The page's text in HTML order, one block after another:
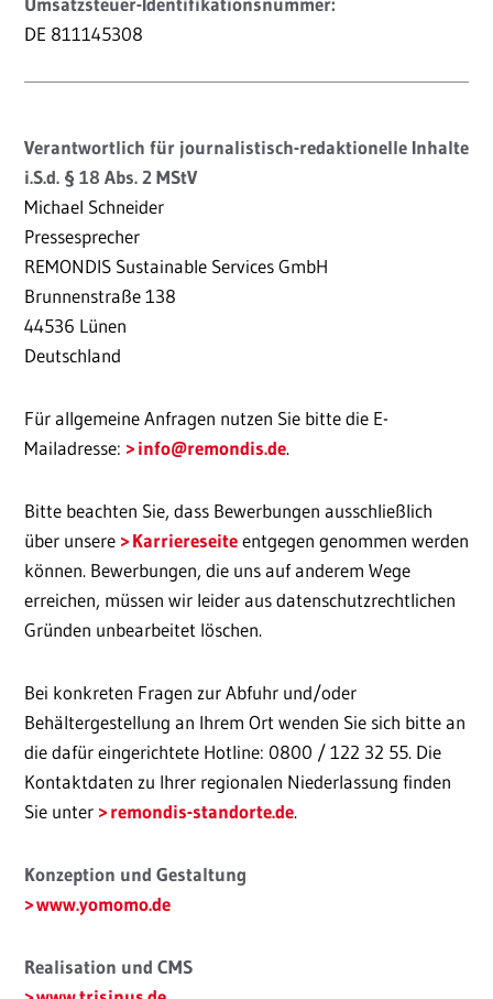
DE 811145308
Verantwortlich für journalistisch-redaktionelle Inhalte
i.S.d. § 18 Abs. 2 MStV
Michael Schneider
Pressesprecher
REMONDIS Sustainable Services GmbH
Brunnenstraße 138
44536 Lünen
Deutschland
Für allgemeine Anfragen nutzen Sie bitte die E-
Mailadresse:
info@remondis.de.
Bitte beachten Sie, dass Bewerbungen ausschließlich
über unsere
Karriereseiteentgegen genommen werden
können. Bewerbungen, die uns auf anderem Wege
erreichen, müssen wir leider aus datenschutzrechtlichen
Gründen unbearbeitet löschen.
Bei konkreten Fragen zur Abfuhr und/oder
Behältergestellung an Ihrem Ort wenden Sie sich bitte an
die dafür eingerichtete Hotline: 0800 / 122 32 55. Die
Kontaktdaten zu Ihrer regionalen Niederlassung finden
Sie unter
remondis-standorte.de.
Konzeption und Gestaltung
www.yomomo.de
Realisation und CMS